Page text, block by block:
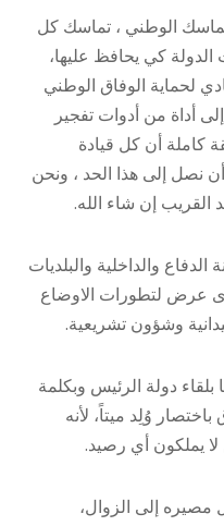
الوطني ، تماسك كل
كي يحافظ عليها،
لحماية الوفاق الوطني
أداة من أدوات تفجير
كاملة أن كل قيادة
نصل إلى هذا الحد ، ونحن
القريب إن شاء الله.
والداخلية والبلديات
عرض لتطورات الاوضاع
وشؤون تشريعية.
بلقاء دولة الرئيس وبكلمة
وُلِد ميتاً، لأنه
لا يملكون أي رصيد.
مصيره إلى الزوال،